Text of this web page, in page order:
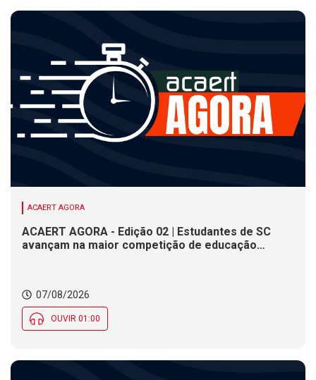
ACAERT AGORA
ACAERT AGORA - Edição 02 | Estudantes de SC
avançam na maior competição de educação
Social nesta sexta (7)
07/08/2026
OUVIR 01:00